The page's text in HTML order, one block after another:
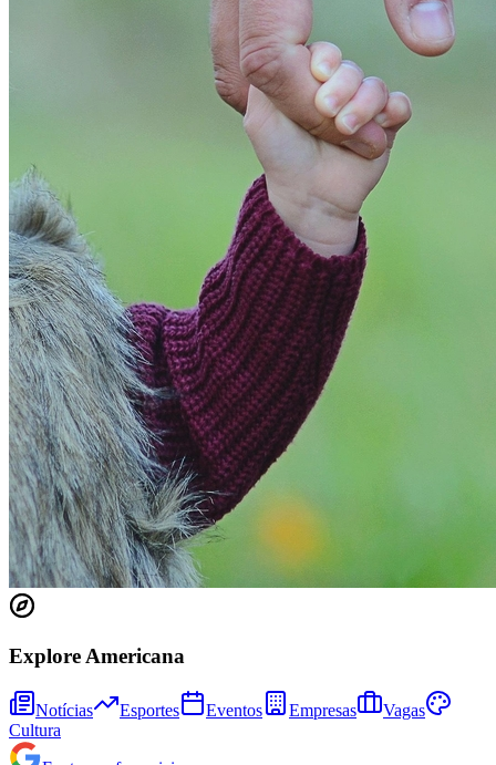
Bragantino
Explore Americana
Notícias Esportes Eventos Empresas
Vagas
Cultura